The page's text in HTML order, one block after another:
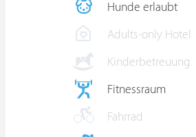
Hunde erlaubt
Adults-only Hotel
Kinderbetreuung
Fitnessraum
Fahrrad